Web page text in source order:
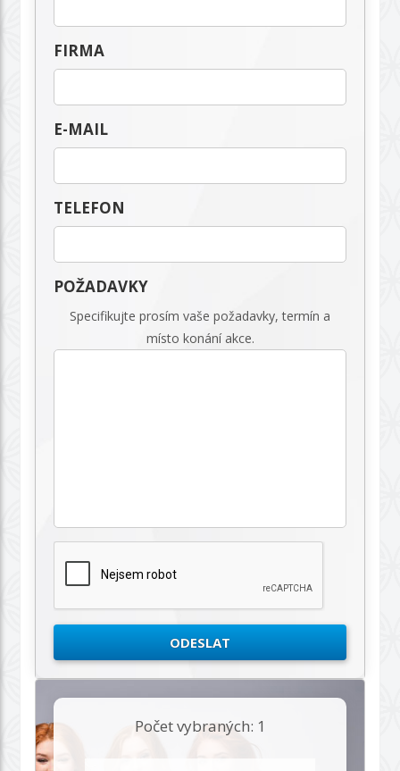
FIRMA
E-MAIL
TELEFON
POŽADAVKY
Specifikujte prosím vaše požadavky, termín a
místo konání akce.
Počet vybraných: 1